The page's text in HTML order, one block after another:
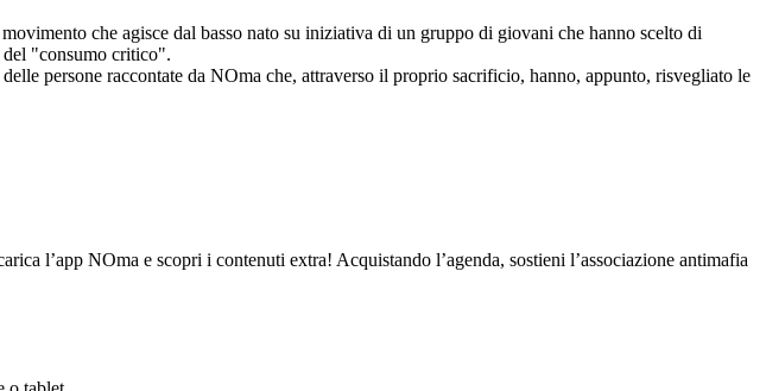
che agisce dal basso nato su iniziativa di un gruppo di giovani che hanno scelto di
del "consumo critico".
persone raccontate da NOma che, attraverso il proprio sacrificio, hanno, appunto, risvegliato le
l’app NOma e scopri i contenuti extra! Acquistando l’agenda, sostieni l’associazione antimafia